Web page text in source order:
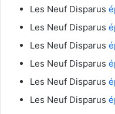
Les Neuf Disparus
Les Neuf Disparus
Les Neuf Disparus
Les Neuf Disparus
Les Neuf Disparus
Les Neuf Disparus